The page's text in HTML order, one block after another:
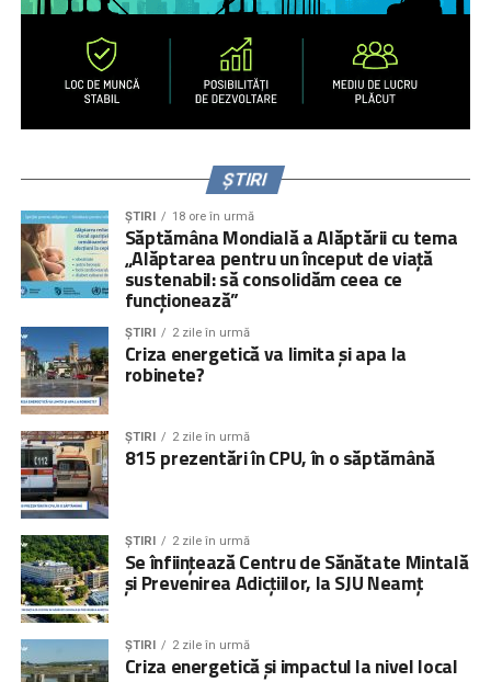
ȘTIRI
ȘTIRI 18 ore în urmă
Săptămâna Mondială a Alăptării cu tema
„Alăptarea pentru un început de viață
sustenabil: să consolidăm ceea ce
funcționează”
ȘTIRI 2 zile în urmă
Criza energetică va limita și apa la
robinete?
ȘTIRI 2 zile în urmă
815 prezentări în CPU, în o săptămână
ȘTIRI 2 zile în urmă
Se înființează Centru de Sănătate Mintală
și Prevenirea Adicțiilor, la SJU Neamț
ȘTIRI 2 zile în urmă
Criza energetică și impactul la nivel local